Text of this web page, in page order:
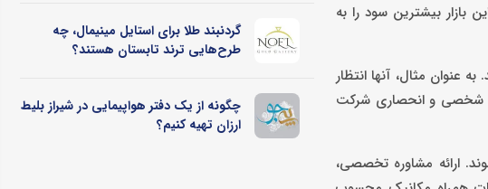
بیشترین سود را به
مثال، آنها انتظار
شخصی و انحصاری شرکت
ارائه مشاوره تخصصی،
گردنبند طلا برای استایل مینیمال، چه
طرح‌هایی ترند تابستان هستند؟
چگونه از یک دفتر هواپیمایی در شیراز بلیط
ارزان تهیه کنیم؟